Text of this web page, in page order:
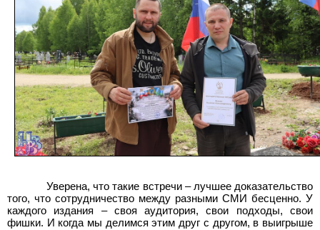
Уверена, что такие встречи – лучшее доказательство
того, что сотрудничество между разными СМИ бесценно. У
каждого издания – своя аудитория, свои подходы, свои
фишки. И когда мы делимся этим друг с другом, в выигрыше